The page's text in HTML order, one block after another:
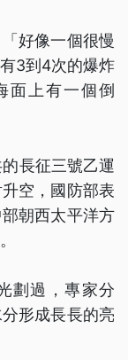
好像一個很慢
3到4次的爆炸
面上有一個倒
長征三號乙運
空，國防部表
朝西太平洋方
劃過，專家分
形成長長的亮